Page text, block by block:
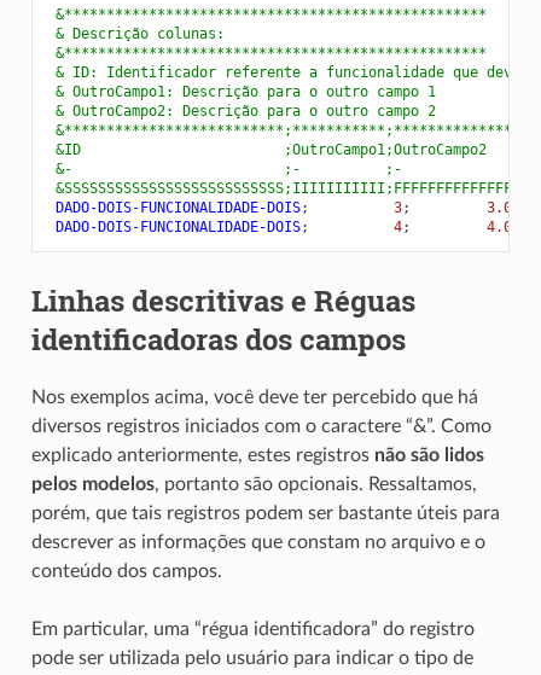
&**************************************************
& Descrição colunas:
&**************************************************
& ID: Identificador referente a funcionalidade que deve
& OutroCampo1: Descrição para o outro campo 1
& OutroCampo2: Descrição para o outro campo 2
&**************************;***********;**************
&ID                        ;OutroCampo1;OutroCampo2
&-                         ;-          ;-
&SSSSSSSSSSSSSSSSSSSSSSSSSS;IIIIIIIIIII;FFFFFFFFFFFFFF
DADO-DOIS-FUNCIONALIDADE-DOIS;
          3
;
         3.0
DADO-DOIS-FUNCIONALIDADE-DOIS;
          4
;
         4.0
Linhas descritivas e Réguas
identificadoras dos campos
Nos exemplos acima, você deve ter percebido que há
diversos registros iniciados com o caractere “&”. Como
explicado anteriormente, estes registros não são lidos
pelos modelos, portanto são opcionais. Ressaltamos,
porém, que tais registros podem ser bastante úteis para
descrever as informações que constam no arquivo e o
conteúdo dos campos.
Em particular, uma “régua identificadora” do registro
pode ser utilizada pelo usuário para indicar o tipo de